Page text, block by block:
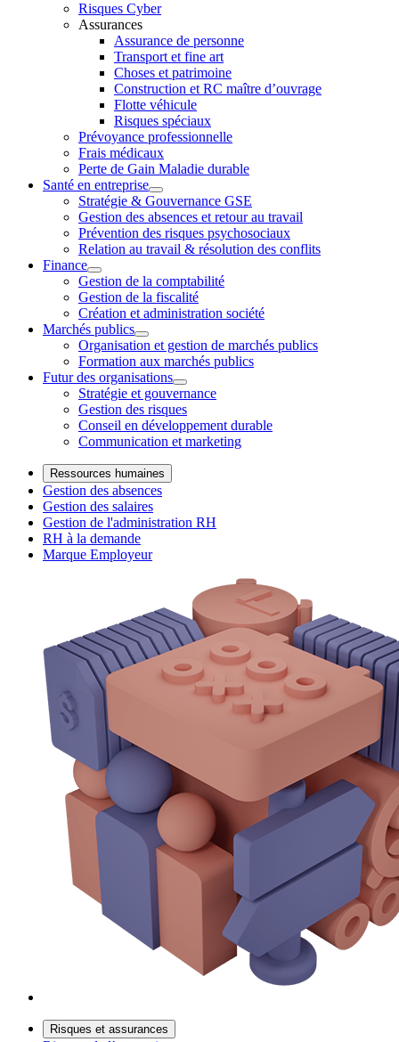
Risques Cyber
Assurances
Assurance de personne
Transport et fine art
Choses et patrimoine
Construction et RC maître d’ouvrage
Flotte véhicule
Risques spéciaux
Prévoyance professionnelle
Frais médicaux
Perte de Gain Maladie durable
Santé en entreprise
Stratégie & Gouvernance GSE
Gestion des absences et retour au travail
Prévention des risques psychosociaux
Relation au travail & résolution des conflits
Finance
Gestion de la comptabilité
Gestion de la fiscalité
Création et administration société
Marchés publics
Organisation et gestion de marchés publics
Formation aux marchés publics
Futur des organisations
Stratégie et gouvernance
Gestion des risques
Conseil en développement durable
Communication et marketing
Ressources humaines
Gestion des absences
Gestion des salaires
Gestion de l'administration RH
RH à la demande
Marque Employeur
Risques et assurances